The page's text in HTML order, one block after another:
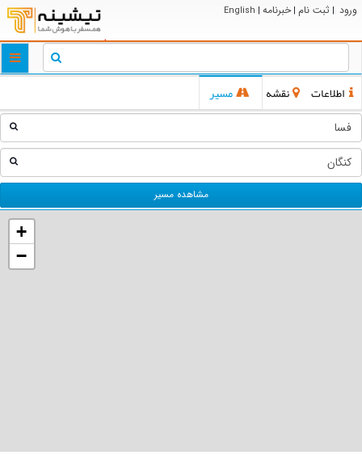
ورود | ثبت نام | خبرنامه |
English
اطلاعات نقشه مسیر
مشاهده مسیر
+
−